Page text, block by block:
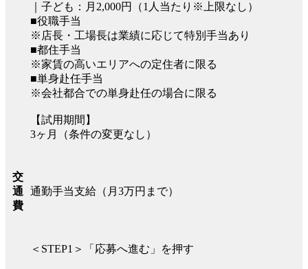
｜子ども：月2,000円（1人当たり※上限なし）
■役職手当
※店長・工場長は業績に応じて特別手当あり
■都住手当
※家賃の高いエリアへの定住者に限る
■単身赴任手当
※会社都合での単身赴任の場合に限る
【試用期間】
3ヶ月（条件の変更なし）
交
通
費
通勤手当支給（月3万円まで）
＜STEP1＞「応募へ進む」を押す